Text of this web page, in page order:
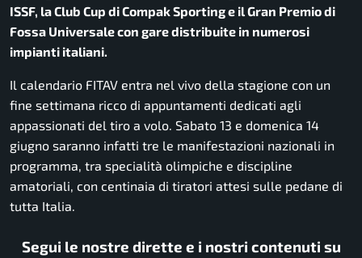
ISSF, la Club Cup di Compak Sporting e il Gran Premio di
Fossa Universale con gare distribuite in numerosi
impianti italiani.
Il calendario FITAV entra nel vivo della stagione con un
fine settimana ricco di appuntamenti dedicati agli
appassionati del tiro a volo. Sabato 13 e domenica 14
giugno saranno infatti tre le manifestazioni nazionali in
programma, tra specialità olimpiche e discipline
amatoriali, con centinaia di tiratori attesi sulle pedane di
tutta Italia.
Segui le nostre dirette e i nostri contenuti su